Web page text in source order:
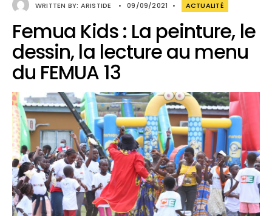
WRITTEN BY: ARISTIDE • 09/09/2021 • ACTUALITÉ
Femua Kids : La peinture, le
dessin, la lecture au menu
du FEMUA 13